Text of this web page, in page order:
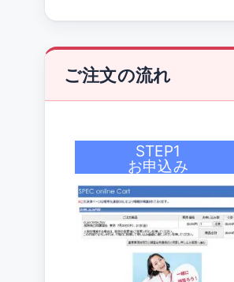
ご注文の流れ
STEP1
お申込み